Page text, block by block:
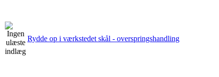
Rydde op i værkstedet skål - overspringshandling